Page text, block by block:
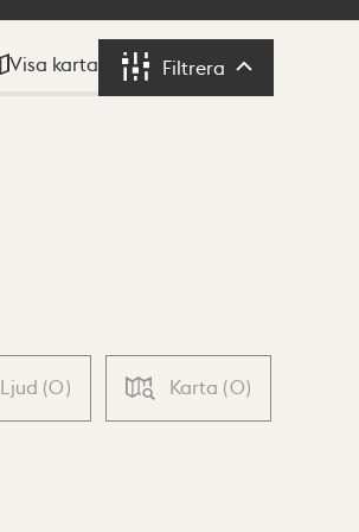
Visa karta Filtrera Filtrera
Ljud (0) Karta (0)